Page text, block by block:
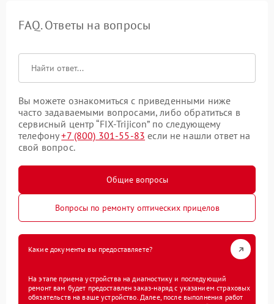
FAQ. Ответы на вопросы
Вы можете ознакомиться с приведенными ниже
часто задаваемыми вопросами, либо обратиться в
сервисный центр “FIX-Trijicon” по следующему
телефону+7 (800) 301-55-83 если не нашли ответ на
свой вопрос.
Общие вопросы
Вопросы по ремонту оптических прицелов
Какие документы вы предоставляете?
На этапе приема устройства на диагностику и последующий
ремонт вам будет предоставлен заказ-наряд с указанием страховых
обязательств на ваше устройство. Далее, после выполнения работ